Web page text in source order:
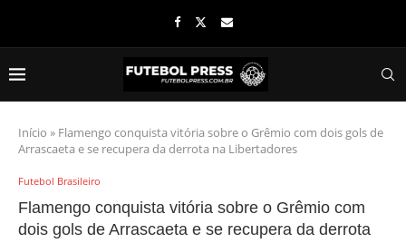
Início » Flamengo conquista vitória sobre o Grêmio com dois gols de
Arrascaeta e se recupera da derrota na Libertadores
Futebol Brasileiro
Flamengo conquista vitória sobre o Grêmio com
dois gols de Arrascaeta e se recupera da derrota